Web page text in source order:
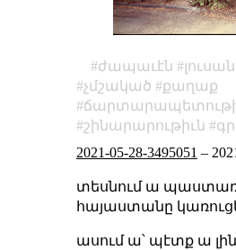
ժապաւէն
չմշակած
քաղաք
շինարարութիւն
2021-05-28-3495051 –
տեսնում ա պաստառ
հայաստանը
ասում ա՝ պէտք ա